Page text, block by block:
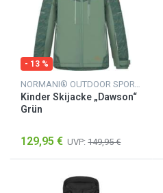
- 13 %
NORMANI® OUTDOOR SPORTS
Kinder Skijacke „Dawson“
Grün
129,95 € UVP: 149,95 €